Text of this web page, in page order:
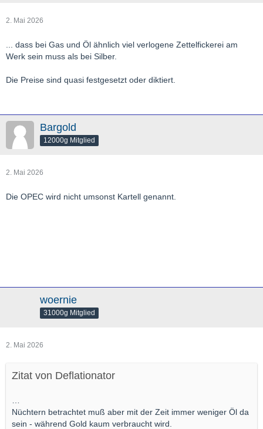
2. Mai 2026
... dass bei Gas und Öl ähnlich viel verlogene Zettelfickerei am
Werk sein muss als bei Silber.
Die Preise sind quasi festgesetzt oder diktiert.
Bargold
12000g Mitglied
2. Mai 2026
Die OPEC wird nicht umsonst Kartell genannt.
woernie
31000g Mitglied
2. Mai 2026
Zitat von Deflationator
Nüchtern betrachtet muß aber mit der Zeit immer weniger Öl da
sein - während Gold kaum verbraucht wird.